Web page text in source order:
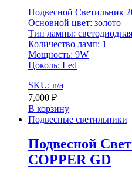
Подвесной Светильник
Основной цвет: золото
Тип лампы: светодиодная
Количество ламп: 1
Мощность: 9W
Цоколь: Led
SKU: n/a
7,000 ₽
В корзину
Подвесные светильники
Подвесной
COPPER GD